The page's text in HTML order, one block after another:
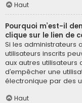
Haut
Pourquoi m’est-il
clique sur le lien de
Si les administrateurs
utilisateurs inscrits
aux autres
d’empêcher une
électronique par des
Haut